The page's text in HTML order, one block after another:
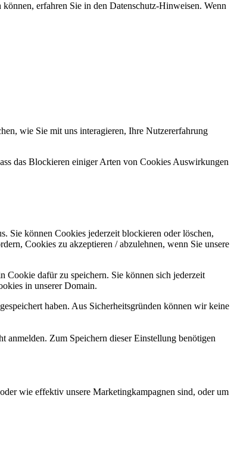
erfahren Sie in den Datenschutz-Hinweisen. Wenn
wie Sie mit uns interagieren, Ihre Nutzererfahrung
das Blockieren einiger Arten von Cookies Auswirkungen
Sie können Cookies jederzeit blockieren oder löschen,
Cookies zu akzeptieren / abzulehnen, wenn Sie unsere
Cookie dafür zu speichern. Sie können sich jederzeit
in unserer Domain.
haben. Aus Sicherheitsgründen können wir keine
anmelden. Zum Speichern dieser Einstellung benötigen
wie effektiv unsere Marketingkampagnen sind, oder um